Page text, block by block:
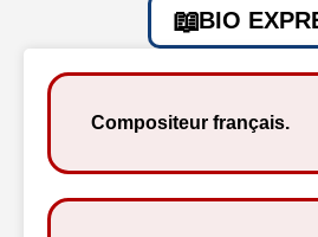
BIO
Compositeur français.